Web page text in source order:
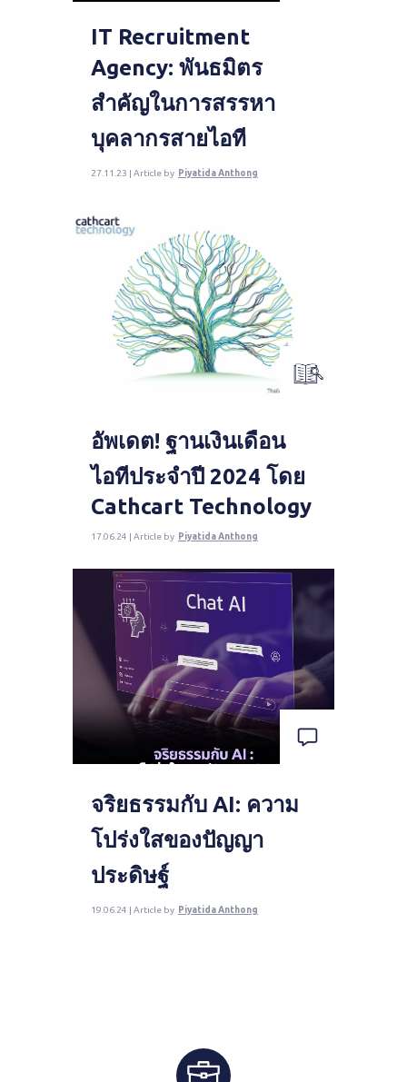
IT Recruitment
Agency: พันธมิตร
สำคัญในการสรรหา
บุคลากรสายไอที
27.11.23 | Article by Piyatida Anthong
อัพเดต! ฐานเงินเดือน
ไอทีประจำปี 2024 โดย
Cathcart Technology
17.06.24 | Article by Piyatida Anthong
จริยธรรมกับ AI: ความ
โปร่งใสของปัญญา
ประดิษฐ์
19.06.24 | Article by Piyatida Anthong